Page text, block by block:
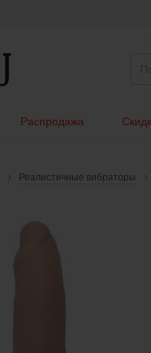
Распродажа
Реалистичные вибраторы